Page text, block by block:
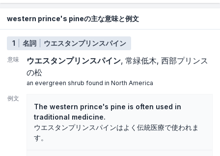
western prince's pineの主な意味と例文
1 名詞 ウエスタンプリンスパイン
意味 ウエスタンプリンスパイン 常緑低木 西部プリンス
の松
an evergreen shrub found in North America
例文
The western prince's pine is often used in
traditional medicine.
ウエスタンプリンスパインはよく伝統医療で使われま
す。